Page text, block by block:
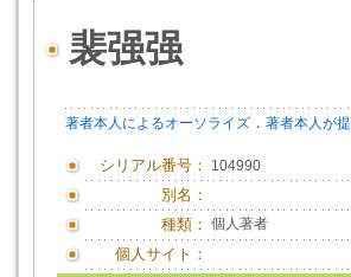
裴强强
著者本人によるオーソライズ ． 著者本人が
シリアル番号： 104990
別名：
種類： 個人著者
個人サイト：